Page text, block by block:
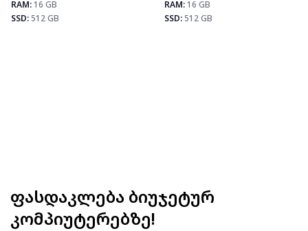
RAM:16 GB
SSD:512 GB
PUBG
101
Fortnite
119
RAM:16 GB
SSD:512 GB
ფასდაკლება ბიუჯეტურ
კომპიუტერებზე!